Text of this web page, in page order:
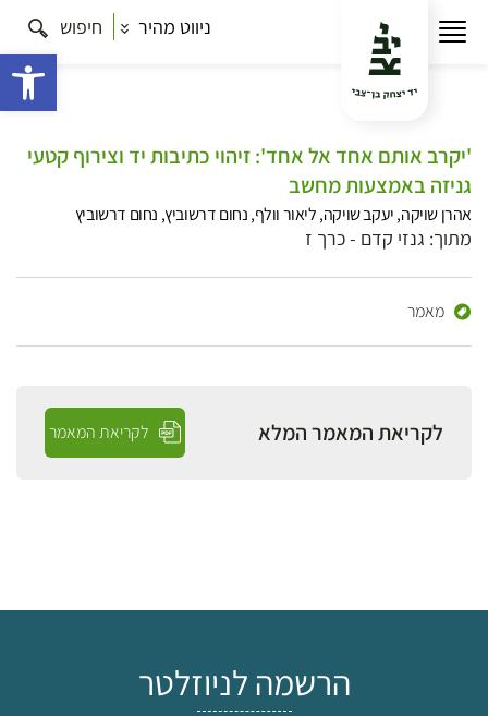
ניווט מהיר חיפוש
'יקרב אותם אחד אל אחד': זיהוי כתיבות יד וצירוף קטעי
גניזה באמצעות מחשב
אהרן שויקה, יעקב שויקה, ליאור וולף, נחום דרשוביץ, נחום דרשוביץ
מתוך: גנזי קדם - כרך ז
מאמר
לקריאת המאמר המלא לקריאת המאמר
הרשמה לניוזלטר